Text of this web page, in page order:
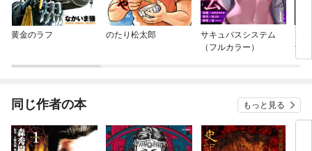
黄金のラフ のたり松太郎
サキュバスシステム
（フルカラー）
士
N
同じ作者の本 もっと見る